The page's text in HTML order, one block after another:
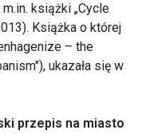
książki „Cycle
Książka o której
– the
ukazała się w
przepis na miasto